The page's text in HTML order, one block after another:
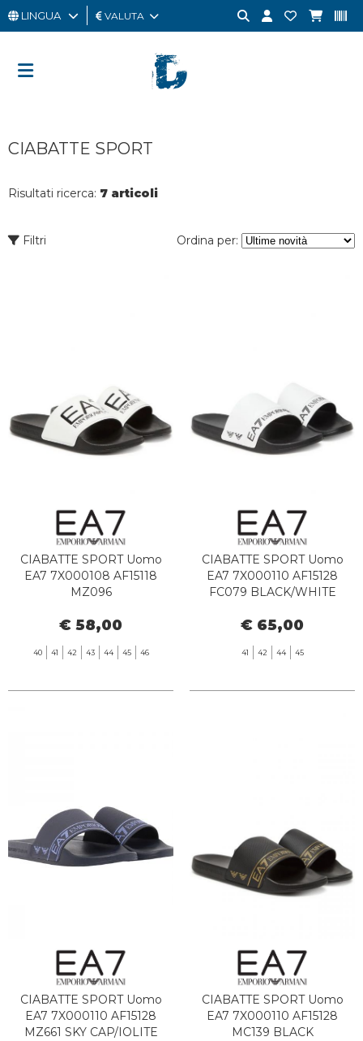
UOMO
CARD
LINGUA VALUTA
CIABATTE SPORT
Risultati ricerca: 7 articoli
Filtri Ordina per:
CIABATTE SPORT Uomo
EA7 7X000108 AF15118
MZ096
€ 58,00
40 41 42 43 44 45 46
CIABATTE SPORT Uomo
EA7 7X000110 AF15128
FC079 BLACK/WHITE
€ 65,00
41 42 44 45
CIABATTE SPORT Uomo
EA7 7X000110 AF15128
MZ661 SKY CAP/IOLITE
CIABATTE SPORT Uomo
EA7 7X000110 AF15128
MC139 BLACK